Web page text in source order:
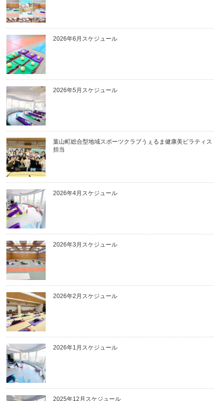
2026年6月スケジュール
2026年5月スケジュール
葉山町総合型地域スポーツクラブうぇるま健康美ピラティス
担当
2026年4月スケジュール
2026年3月スケジュール
2026年2月スケジュール
2026年1月スケジュール
2025年12月スケジュール